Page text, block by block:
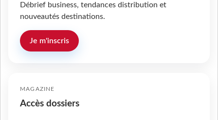
Débrief business, tendances distribution et
nouveautés destinations.
Je m'inscris
MAGAZINE
Accès dossiers